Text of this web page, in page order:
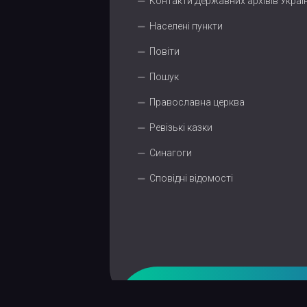
Населені пункти
Повіти
Пошук
Православна церква
Ревізькі казки
Синагоги
Сповідні відомості